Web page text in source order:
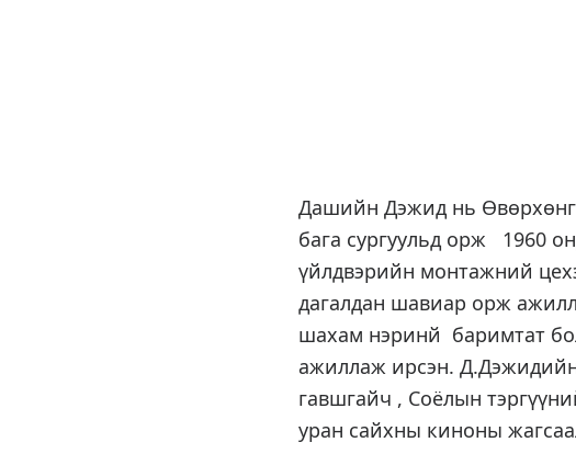
Дашийн Дэжид нь
бага сургуульд орж 1960
үйлдвэрийн монтажний
дагалдан шавиар орж
шахам нэринй баримтат
ажиллаж ирсэн.
гавшгайч , Соёлын
уран сайхны киноны